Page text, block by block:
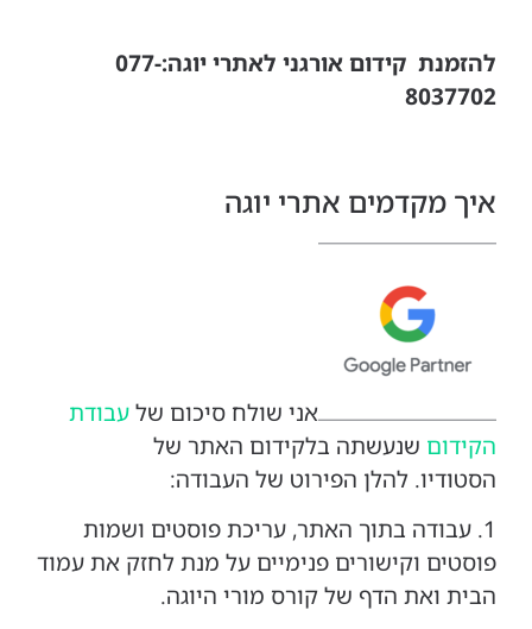
להזמנת קידום אורגני לאתרי יוגה:077-
8037702
איך מקדמים אתרי יוגה
אני שולח סיכום שלעבודת
הקידום שנעשתה בלקידום האתר של
הסטודיו. להלן הפירוט של העבודה:
1. עבודה בתוך האתר, עריכת פוסטים ושמות
פוסטים וקישורים פנימיים על מנת לחזק את עמוד
הבית ואת הדף של קורס מורי היוגה.